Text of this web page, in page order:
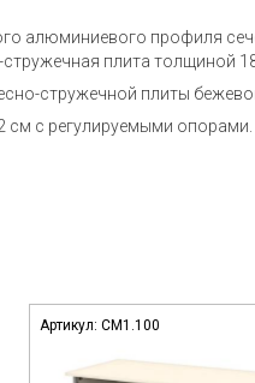
алюминиевого профиля
плита толщиной
стружечной плиты
см с регулируемыми опорами.
Артикул:СМ1.100